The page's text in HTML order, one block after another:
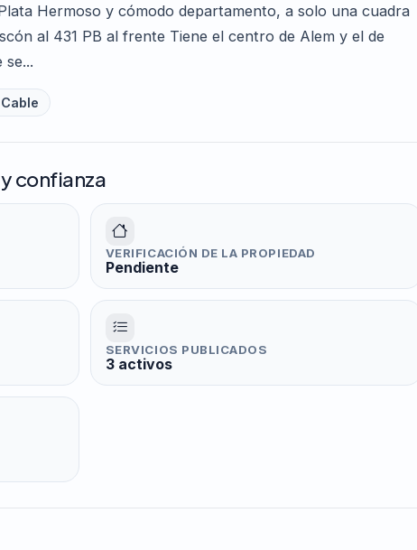
Hermoso y cómodo departamento, a solo una cuadra
al 431 PB al frente Tiene el centro de Alem y el de
se...
confianza
VERIFICACIÓN DE LA PROPIEDAD
Pendiente
SERVICIOS PUBLICADOS
3 activos